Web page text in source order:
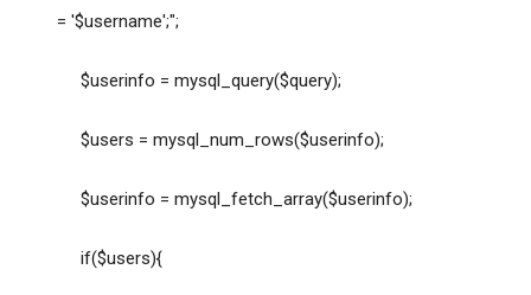
= '$username';";
$userinfo = mysql_query($query);
$users = mysql_num_rows($userinfo);
$userinfo = mysql_fetch_array($userinfo);
if($users){